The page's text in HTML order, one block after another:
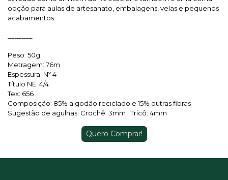
opção para aulas de artesanato, embalagens, velas e pequenos
acabamentos.
Peso: 50g
Metragem: 76m
Espessura: Nº 4
Título NE: 4/4
Tex: 656
Composição: 85% algodão reciclado e 15% outras fibras
Sugestão de agulhas: Crochê: 3mm | Tricô: 4mm
Quero Comprar!